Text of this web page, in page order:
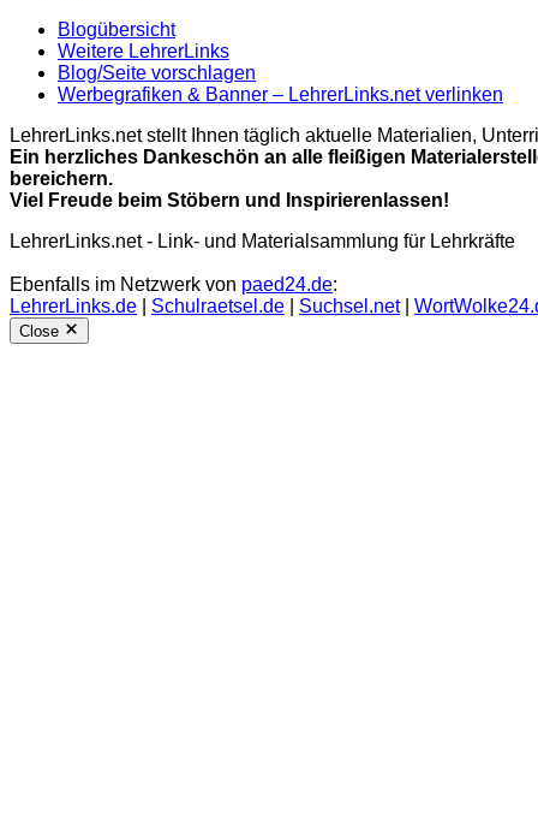
Blogübersicht
Weitere LehrerLinks
Blog/Seite vorschlagen
Werbegrafiken & Banner – LehrerLinks.net verlinken
LehrerLinks.net stellt Ihnen täglich aktuelle Materialien,
Ein herzliches Dankeschön an alle fleißigen
bereichern.
Viel Freude beim Stöbern und Inspirierenlassen!
LehrerLinks.net - Link- und Materialsammlung für Lehrkräfte
Ebenfalls im Netzwerk von paed24.de:
LehrerLinks.de
Schulraetsel.de Suchsel.net|
Close